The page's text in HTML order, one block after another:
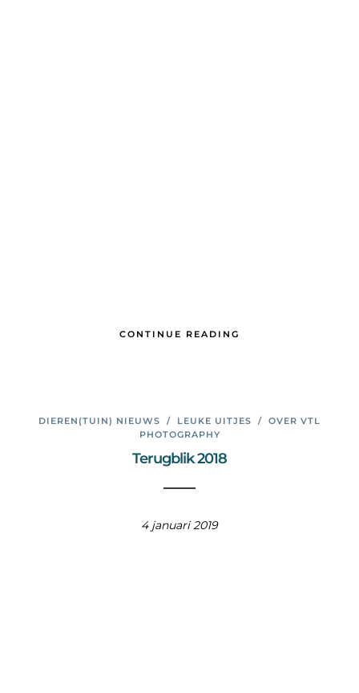
CONTINUE READING
DIEREN(TUIN) NIEUWS / LEUKE UITJES / OVER VTL
PHOTOGRAPHY
Terugblik 2018
4 januari 2019